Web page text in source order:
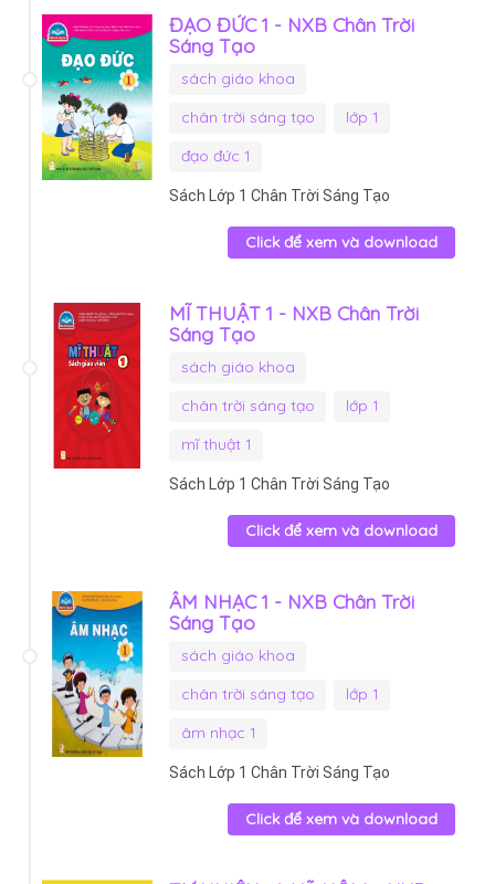
ĐẠO ĐỨC 1 - NXB Chân Trời
Sáng Tạo
sách giáo khoa
chân trời sáng tạo
lớp 1
đạo đức 1
Sách Lớp 1 Chân Trời Sáng Tạo
Click để xem và download
MĨ THUẬT 1 - NXB Chân Trời
Sáng Tạo
sách giáo khoa
chân trời sáng tạo
lớp 1
mĩ thuật 1
Sách Lớp 1 Chân Trời Sáng Tạo
Click để xem và download
ÂM NHẠC 1 - NXB Chân Trời
Sáng Tạo
sách giáo khoa
chân trời sáng tạo
lớp 1
âm nhạc 1
Sách Lớp 1 Chân Trời Sáng Tạo
Click để xem và download